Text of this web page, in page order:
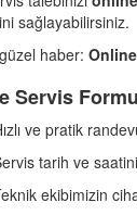
sağlayabilirsiniz.
haber:
Servis
ve pratik
tarih ve
ekibimizin